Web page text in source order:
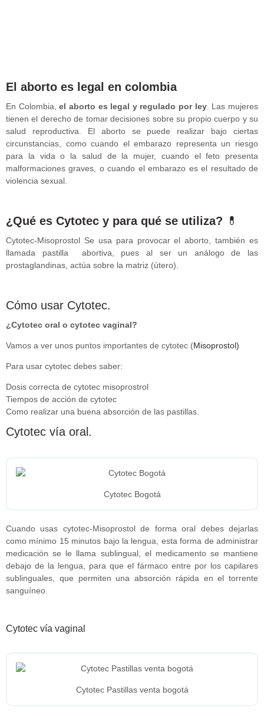
El aborto es legal en colombia
En Colombia,el aborto es legal y regulado por ley. Las mujeres
tienen el derecho de tomar decisiones sobre su propio cuerpo y su
salud reproductiva. El aborto se puede realizar bajo ciertas
circunstancias, como cuando el embarazo representa un riesgo
para la vida o la salud de la mujer, cuando el feto presenta
malformaciones graves, o cuando el embarazo es el resultado de
violencia sexual.
¿Qué es Cytotec y para qué se utiliza? 💊
Cytotec-Misoprostol Se usa para provocar el aborto, también es
llamada pastilla abortiva, pues al ser un análogo de las
prostaglandinas, actúa sobre la matriz (útero).
Cómo usar Cytotec.
¿Cytotec oral o cytotec vaginal?
Vamos a ver unos puntos importantes de cytotec (Misoprostol)
Para usar cytotec debes saber:
Dosis correcta de cytotec misoprostrol
Tiempos de acción de cytotec
Como realizar una buena absorción de las pastillas.
Cytotec vía oral.
Cytotec Bogotá
Cuando usas cytotec-Misoprostol de forma oral debes dejarlas
como mínimo 15 minutos bajo la lengua, esta forma de administrar
medicación se le llama sublingual, el medicamento se mantiene
debajo de la lengua, para que el fármaco entre por los capilares
sublinguales, que permiten una absorción rápida en el torrente
sanguíneo.
Cytotec vía vaginal
Cytotec Pastillas venta bogotá